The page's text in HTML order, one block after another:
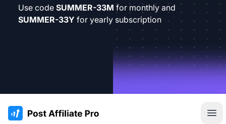
Use code SUMMER-33M for monthly and
SUMMER-33Y for yearly subscription
:site.title